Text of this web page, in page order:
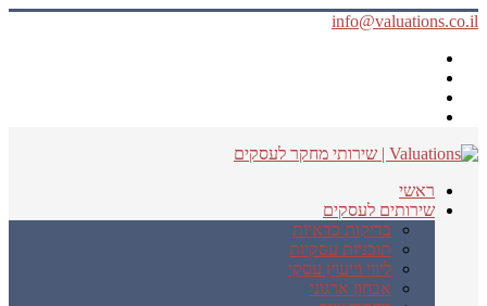
info@valuations.co.il
ראשי
שירותים לעסקים
בדיקות כדאיות
תוכניות עסקיות
ליווי וייעוץ עסקי
אבחון ארגוני